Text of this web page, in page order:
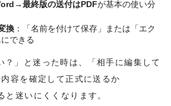
最終版の送付はPDFが基本の使い分
換 ：「名前を付けて保存」または「エク
できる
？」と迷った時は、「相手に編集して
容を確定して正式に送るか
と迷いにくくなります。